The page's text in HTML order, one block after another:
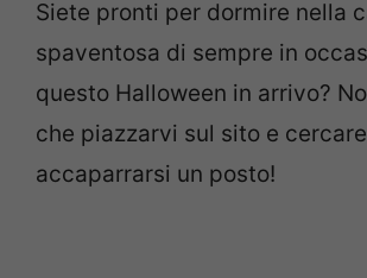
Siete pronti per dormire nella
spaventosa di sempre in
questo Halloween in arrivo?
che piazzarvi sul sito e
accaparrarsi un posto!